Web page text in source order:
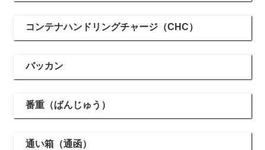
コンテナハンドリングチャージ（CHC）
バッカン
番重（ばんじゅう）
通い箱（通函）